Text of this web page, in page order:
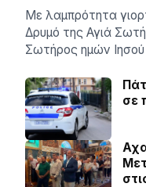
Με λαμπρότητα
Δρυμό της Αγιά
Σωτήρος ημών Ιησού
σε